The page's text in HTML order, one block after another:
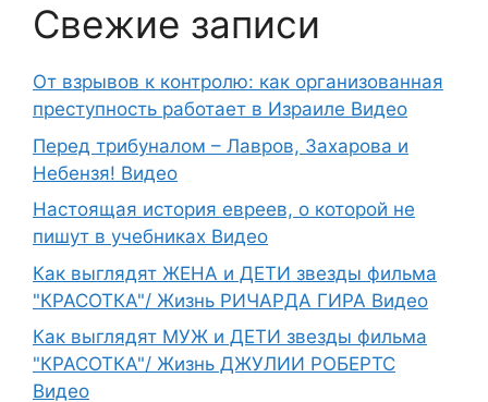
Свежие записи
От взрывов к контролю: как организованная
преступность работает в Израиле Видео
Перед трибуналом – Лавров, Захарова и
Небензя! Видео
Настоящая история евреев, о которой не
пишут в учебниках Видео
Как выглядят ЖЕНА и ДЕТИ звезды фильма
"КРАСОТКА"/ Жизнь РИЧАРДА ГИРА Видео
Как выглядят МУЖ и ДЕТИ звезды фильма
"КРАСОТКА"/ Жизнь ДЖУЛИИ РОБЕРТС
Видео